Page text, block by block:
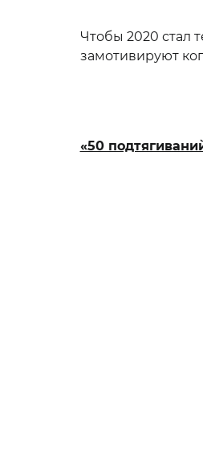
Чтобы 2020 стал
замотивируют
«50